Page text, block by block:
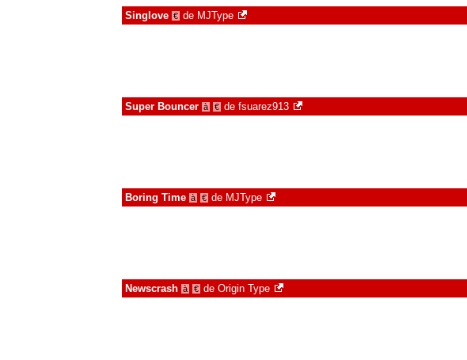
Singlove € de MJType
Super Bouncer à € de fsuarez913
Boring Time à € de MJType
Newscrash à € de Origin Type